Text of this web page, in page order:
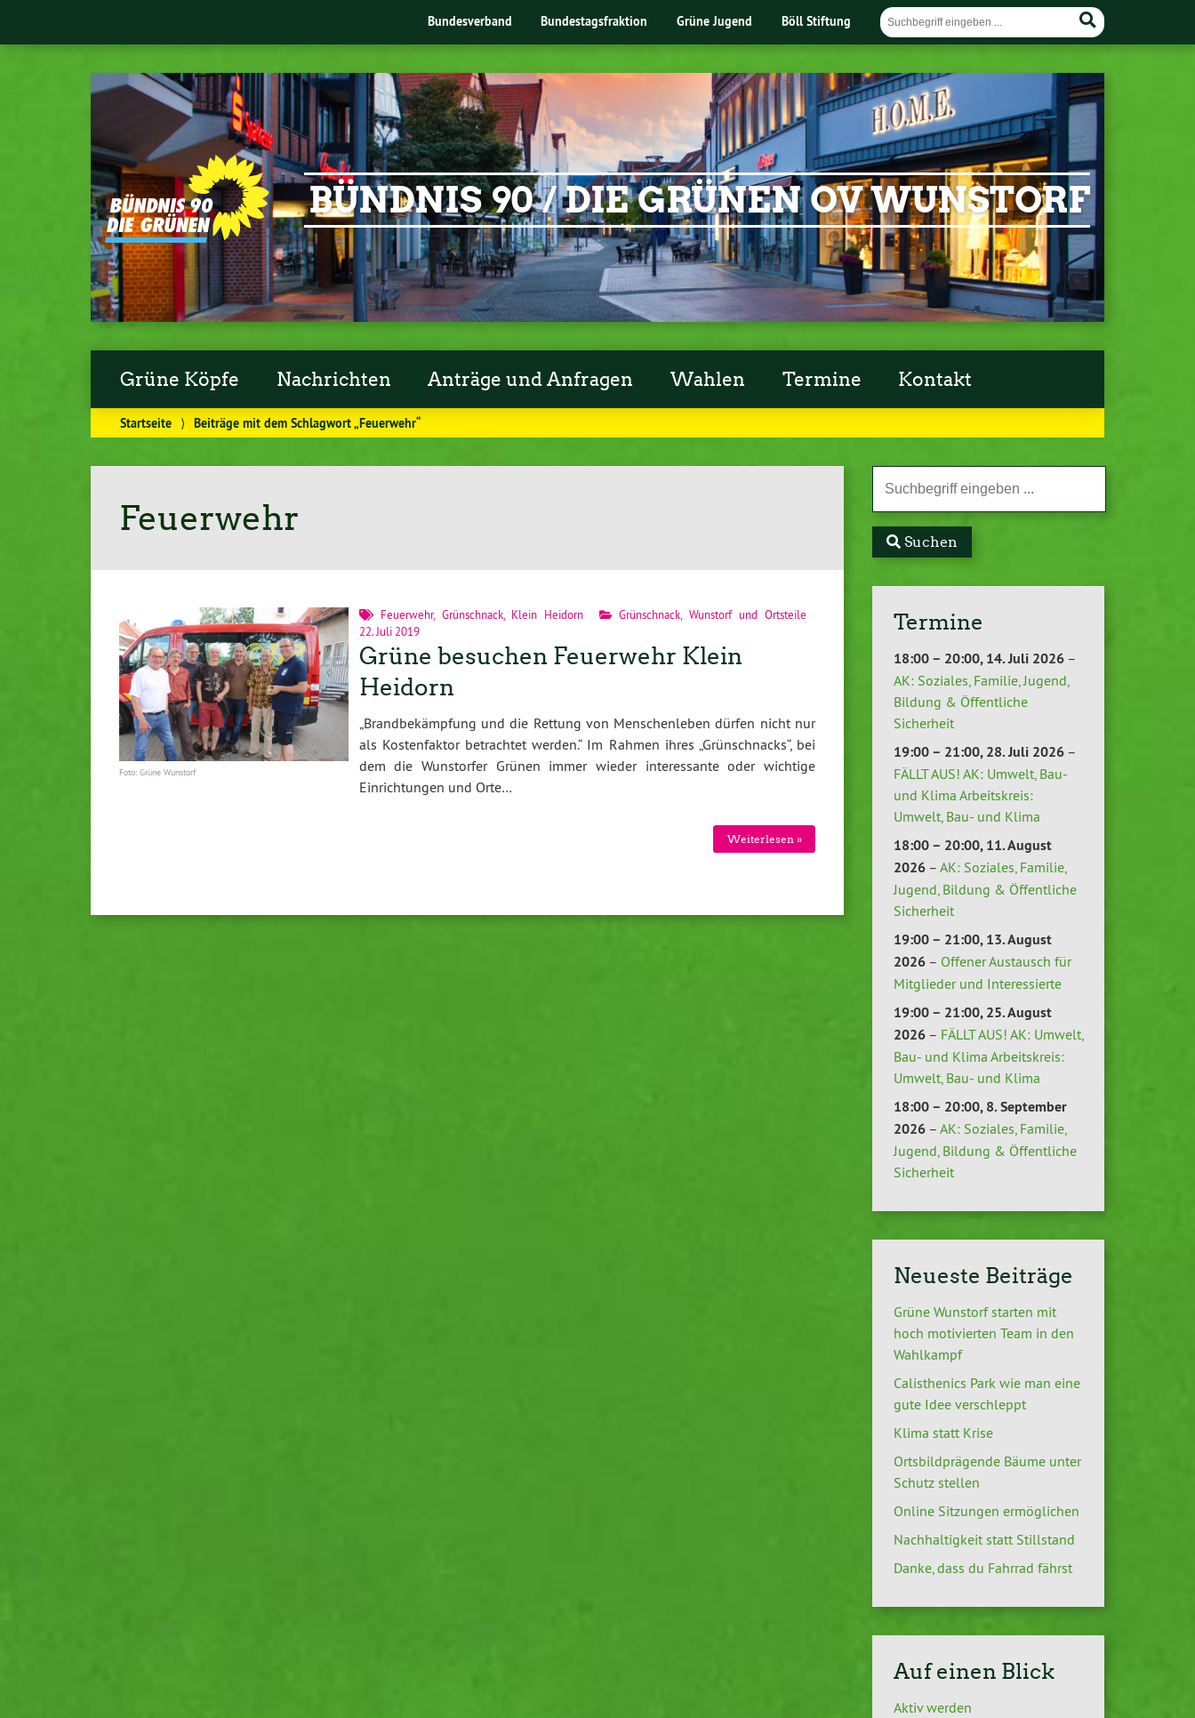
Bundesverband Bundestagsfraktion Grüne Jugend Böll Stiftung
BÜNDNIS 90 / DIE GRÜNEN OV WUNSTORF
Grüne Köpfe Nachrichten Anträge und Anfragen Wahlen Termine Kontakt
Startseite ⟩ Beiträge mit dem Schlagwort „Feuerwehr“
Feuerwehr
Foto: Grüne Wunstorf
Feuerwehr, Grünschnack, Klein Heidorn Grünschnack ,Wunstorf und Ortsteile
22. Juli 2019
Grüne besuchen Feuerwehr Klein
Heidorn
„Brandbekämpfung und die Rettung von Menschenleben dürfen nicht nur
als Kostenfaktor betrachtet werden.“ Im Rahmen ihres „Grünschnacks“, bei
dem die Wunstorfer Grünen immer wieder interessante oder wichtige
Einrichtungen und Orte…
Weiterlesen »
Suchen
Termine
18:00 – 20:00,14. Juli 2026–
AK: Soziales, Familie, Jugend,
Bildung & Öffentliche
Sicherheit
19:00 – 21:00,28. Juli 2026–
FÄLLT AUS! AK: Umwelt, Bau-
und Klima Arbeitskreis:
Umwelt, Bau- und Klima
18:00 – 20:00,11. August
2026– AK: Soziales, Familie,
Jugend, Bildung & Öffentliche
Sicherheit
19:00 – 21:00,13. August
2026– Offener Austausch für
Mitglieder und Interessierte
19:00 – 21:00,25. August
2026– FÄLLT AUS! AK: Umwelt,
Bau- und Klima Arbeitskreis:
Umwelt, Bau- und Klima
18:00 – 20:00,8. September
2026– AK: Soziales, Familie,
Jugend, Bildung & Öffentliche
Sicherheit
Neueste Beiträge
Grüne Wunstorf starten mit
hoch motivierten Team in den
Wahlkampf
Calisthenics Park wie man eine
gute Idee verschleppt
Klima statt Krise
Ortsbildprägende Bäume unter
Schutz stellen
Online Sitzungen ermöglichen
Nachhaltigkeit statt Stillstand
Danke, dass du Fahrrad fährst
Auf einen Blick
Aktiv werden